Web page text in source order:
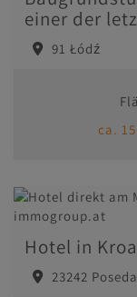
einer der
91 Łódź
ca.
Hotel in
23242